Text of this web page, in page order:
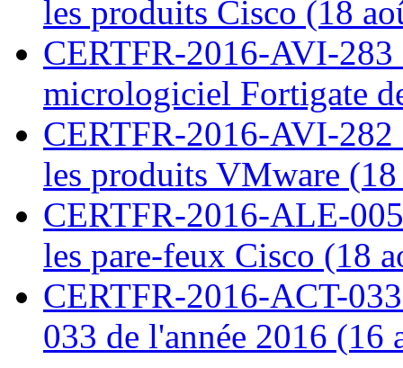
les produits Cisco (18
CERTFR-2016-AVI-
micrologiciel Fortigate
CERTFR-2016-AVI-
les produits VMware
CERTFR-2016-ALE-
les pare-feux Cisco (18
CERTFR-2016-ACT-
033 de l'année 2016 (16